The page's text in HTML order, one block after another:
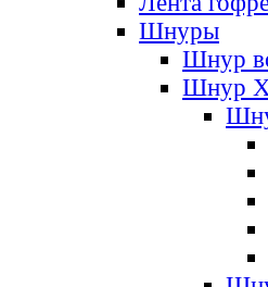
Шнуры
Шнур
Шнур